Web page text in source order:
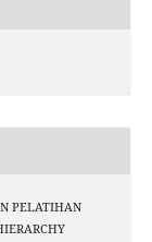
PELATIHAN